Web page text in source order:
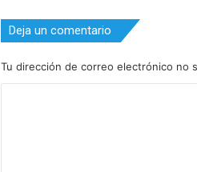
Deja un comentario
Tu dirección de correo electrónico no